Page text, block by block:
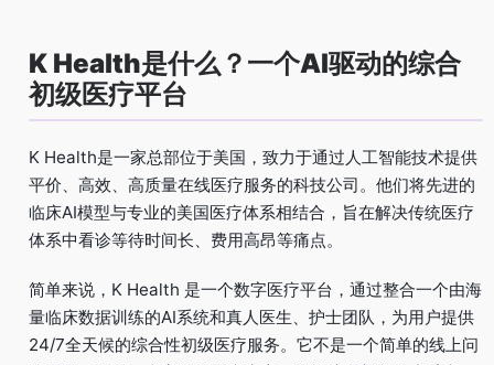
K Health是什么？一个AI驱动的综合
初级医疗平台
K Health是一家总部位于美国，致力于通过人工智能技术提供
平价、高效、高质量在线医疗服务的科技公司。他们将先进的
临床AI模型与专业的美国医疗体系相结合，旨在解决传统医疗
体系中看诊等待时间长、费用高昂等痛点。
简单来说，K Health 是一个数字医疗平台，通过整合一个由海
量临床数据训练的AI系统和真人医生、护士团队，为用户提供
24/7全天候的综合性初级医疗服务。它不是一个简单的线上问